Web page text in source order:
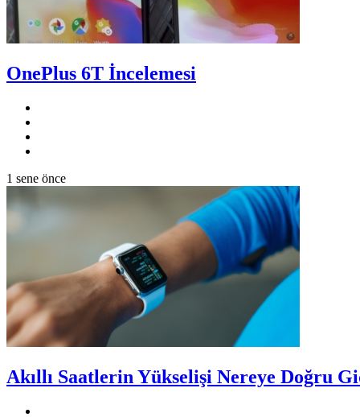
OnePlus 6T İncelemesi
1 sene önce
Akıllı Saatlerin Yükselişi Nereye Doğru